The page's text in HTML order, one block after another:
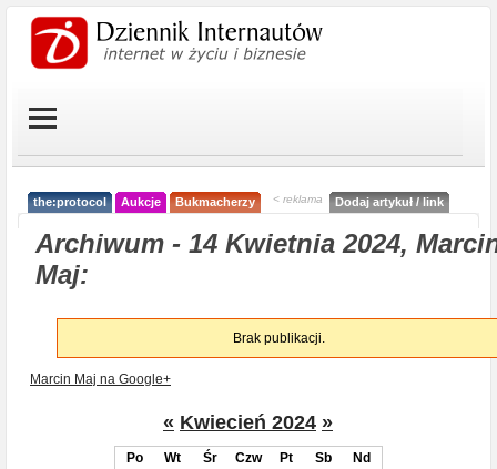
the:protocol Aukcje Bukmacherzy < reklama Dodaj artykuł / link
Archiwum - 14 Kwietnia 2024,
Maj:
Brak publikacji.
Marcin Maj na Google+
« Kwiecień 2024 »
Po Wt Śr Czw Pt Sb
Nd